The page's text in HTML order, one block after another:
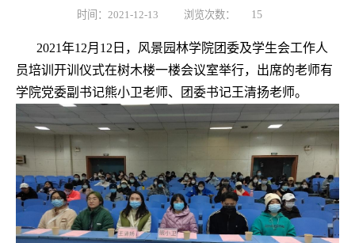
时间：2021-12-13 浏览次数： 15
2021年1 2月 1 2 日 ， 风景园林学院团委及学生会工作人
员培训开训仪式在树木楼一楼会议室举行， 出席的老师有
学院党委副书记熊小卫老师、团委书记王清扬老师。